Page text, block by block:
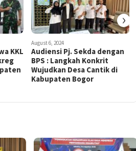
KKL
August 6, 2024
Audiensi Pj. Sekda dengan
BPS : Langkah Konkrit
Wujudkan Desa Cantik di
Kabupaten Bogor
›